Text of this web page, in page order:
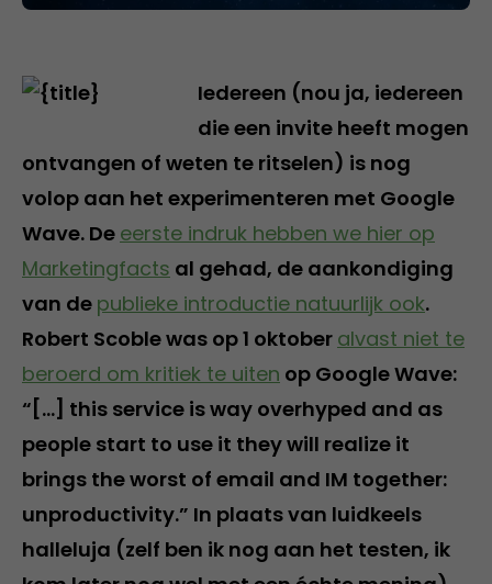
Iedereen (nou ja, iedereen
die een invite heeft mogen
ontvangen of weten te ritselen) is nog
volop aan het experimenteren met Google
Wave. De eerste indruk hebben we hier op
Marketingfacts al gehad, de aankondiging
van de publieke introductie natuurlijk ook.
Robert Scoble was op 1 oktober alvast niet te
beroerd om kritiek te uiten op Google Wave:
“[…] this service is way overhyped and as
people start to use it they will realize it
brings the worst of email and IM together:
unproductivity.” In plaats van luidkeels
halleluja (zelf ben ik nog aan het testen, ik